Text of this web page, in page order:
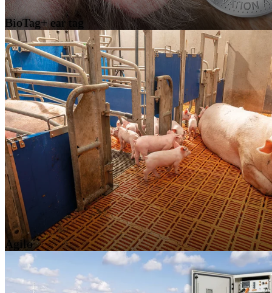
BioTag+ ear tag
Agilo